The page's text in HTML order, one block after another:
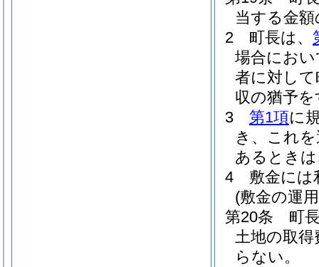
当する金
2
町長は、
場合にお
者に対し
収の猶予
3
第1項に
き、これ
あるとき
4
敷金には
(敷金の運
第20条
町
土地の取
らない。